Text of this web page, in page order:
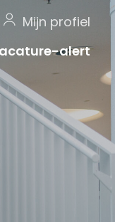
Mijn profiel
alert